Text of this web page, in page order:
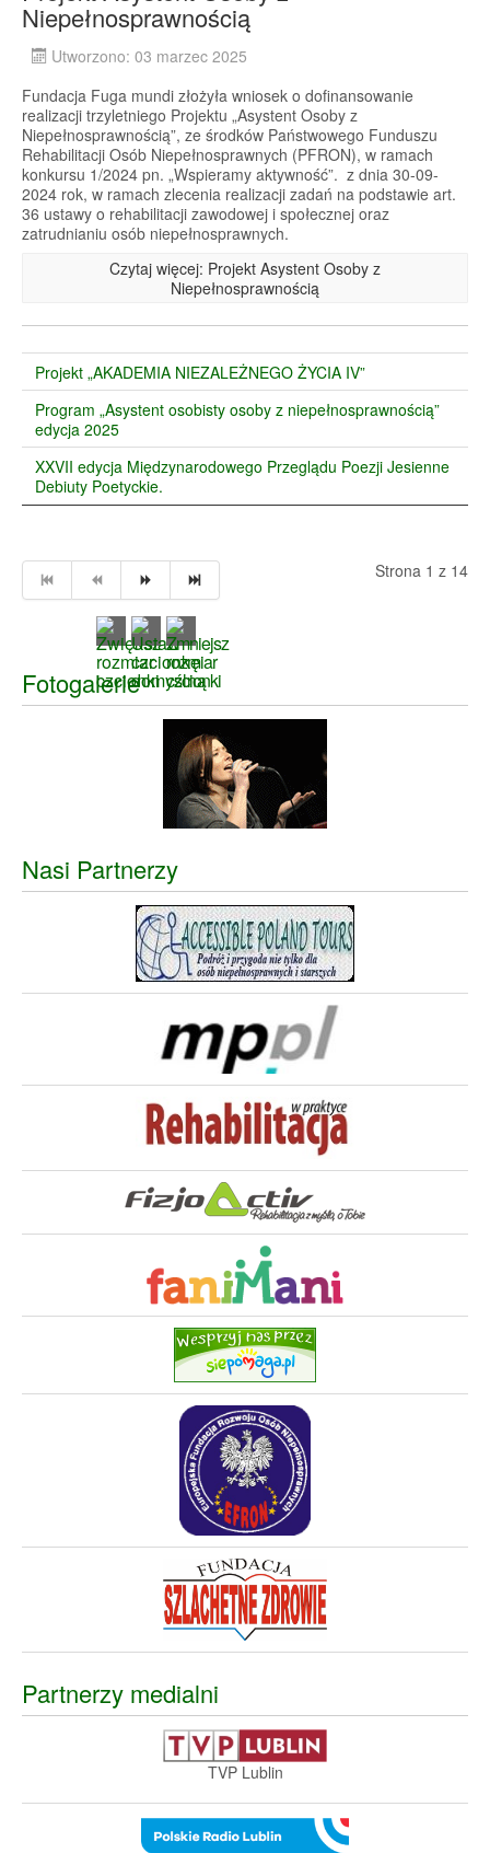
Niepełnosprawnością
Utworzono: 03 marzec 2025
Fundacja Fuga mundi złożyła wniosek o dofinansowanie
realizacji trzyletniego Projektu „Asystent Osoby z
Niepełnosprawnością”, ze środków Państwowego Funduszu
Rehabilitacji Osób Niepełnosprawnych (PFRON), w ramach
konkursu 1/2024 pn. „Wspieramy aktywność”. z dnia 30-09-
2024 rok, w ramach zlecenia realizacji zadań na podstawie art.
36 ustawy o rehabilitacji zawodowej i społecznej oraz
zatrudnianiu osób niepełnosprawnych.
Czytaj więcej: Projekt Asystent Osoby z
Niepełnosprawnością
Projekt „AKADEMIA NIEZALEŻNEGO ŻYCIA IV”
Program „Asystent osobisty osoby z niepełnosprawnością”
edycja 2025
XXVII edycja Międzynarodowego Przeglądu Poezji Jesienne
Debiuty Poetyckie.
Strona 1 z 14
Fotogalerie
Nasi Partnerzy
Partnerzy medialni
TVP Lublin